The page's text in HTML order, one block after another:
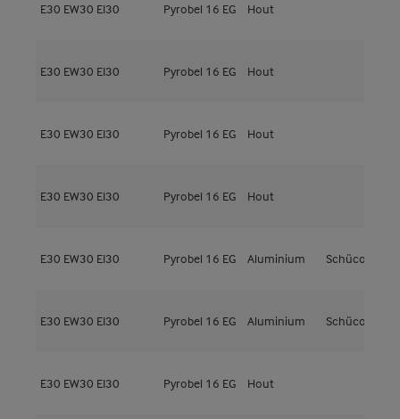
E30 EW30 EI30 Pyrobel 16 EG Hout
E30 EW30 EI30 Pyrobel 16 EG Hout
E30 EW30 EI30 Pyrobel 16 EG Hout
E30 EW30 EI30 Pyrobel 16 EG Hout
E30 EW30 EI30 Pyrobel 16 EG Aluminium Schüco
E30 EW30 EI30 Pyrobel 16 EG Aluminium Schüco
E30 EW30 EI30 Pyrobel 16 EG Hout